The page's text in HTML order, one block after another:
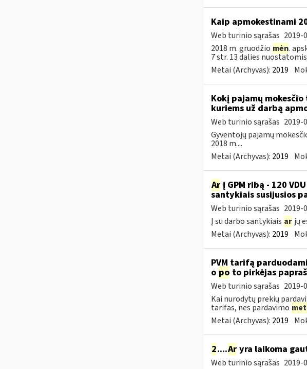
Kaip apmokestinami
Web turinio sąrašas 2019-
2018 m. gruodžio mėn.
7 str. 13 dalies
Metai (Archyvas): 2019
Kokį pajamų
kuriems už darbą
Web turinio sąrašas 2019-
Gyventojų pajamų
2018 m....
Metai (Archyvas): 2019
Arį GPM ribą - 120
santykiais susijusios
Web turinio sąrašas 2019-
Į su darbo santykiais ar jų
Metai (Archyvas): 2019
PVM tarifą
o po to pirkėjas
Web turinio sąrašas 2019-
Kai nurodytų prekių
tarifas, nes pardavimo
Metai (Archyvas): 2019
2....Aryra laikoma
Web turinio sąrašas 2019-